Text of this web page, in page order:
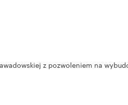
z pozwoleniem na